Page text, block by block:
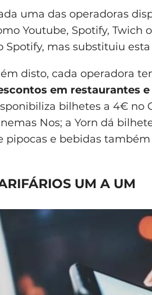
uma das operadoras
Youtube, Spotify, Twich
Spotify, mas substituiu
disto, cada operadora
em restaurantes e
bilhetes a 4€ no
Nos; a Yorn dá
pipocas e bebidas também
UM A UM